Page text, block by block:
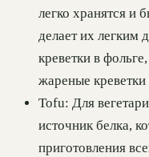
легко хранятся и
делает их легким
креветки в
жареные
Тоfu: Для
источник белка,
приготовления